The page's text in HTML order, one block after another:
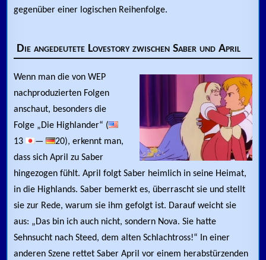
gegenüber einer logischen Reihenfolge.
Die angedeutete Lovestory zwischen Saber und April
Wenn man die von WEP
nachproduzierten Folgen
anschaut, besonders die
Folge „Die Highlander“ (
13
—
20), erkennt man,
dass sich April zu Saber
hingezogen fühlt. April folgt Saber heimlich in seine Heimat,
in die Highlands. Saber bemerkt es, überrascht sie und stellt
sie zur Rede, warum sie ihm gefolgt ist. Darauf weicht sie
aus: „Das bin ich auch nicht, sondern Nova. Sie hatte
Sehnsucht nach Steed, dem alten Schlachtross!“ In einer
anderen Szene rettet Saber April vor einem herabstürzenden